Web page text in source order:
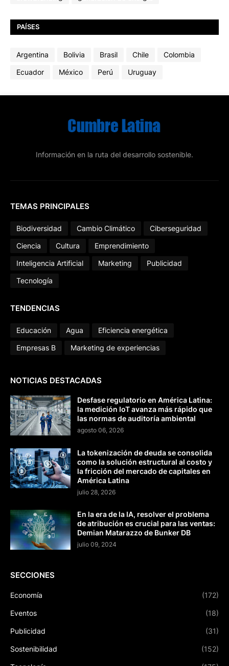
PAÍSES
Argentina Bolivia Brasil Chile
Colombia
Ecuador
México Perú Uruguay
Información en la ruta del desarrollo sostenible.
TEMAS PRINCIPALES
Biodiversidad Cambio Climático
Ciberseguridad
Ciencia
Cultura
Emprendimiento
Inteligencia Artificial
Marketing
Publicidad
Tecnología
TENDENCIAS
Educación Agua
Eficiencia energética
Empresas B
Marketing de experiencias
NOTICIAS DESTACADAS
Desfase regulatorio en América Latina:
la medición IoT avanza más rápido que
las normas de auditoría ambiental
agosto 06, 2026
La tokenización de deuda se consolida
como la solución estructural al costo y
la fricción del mercado de capitales en
América Latina
julio 28, 2026
En la era de la IA, resolver el problema
de atribución es crucial para las ventas:
Demian Matarazzo de Bunker DB
julio 09, 2024
SECCIONES
Economía (172)
Eventos (18)
Publicidad (31)
Sostenibilidad (152)